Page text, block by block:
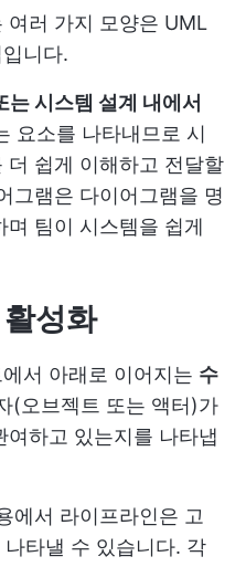
여러 가지 모양은 UML
니다.
시스템 설계 내에서
요소를 나타내므로 시
더 쉽게 이해하고 전달할
그램은 다이어그램을 명
팀이 시스템을 쉽게
성화
서 아래로 이어지는 수
(오브젝트 또는 액터)가
하고 있는지를 나타냅
에서 라이프라인은 고
타낼 수 있습니다. 각